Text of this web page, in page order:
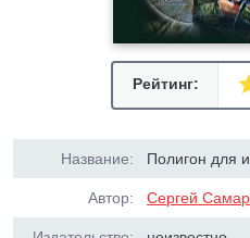
Рейтинг:
Название: Полигон для
Автор: Сергей